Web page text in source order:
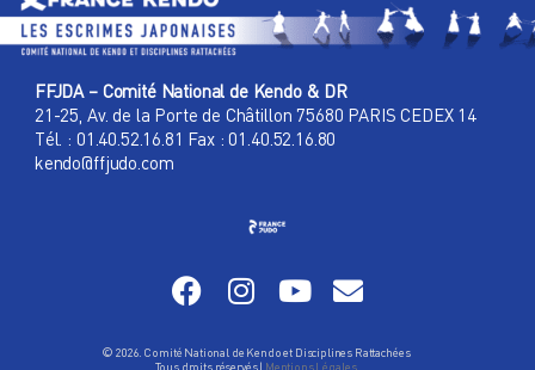
FFJDA – Comité National de Kendo & DR
21-25, Av. de la Porte de Châtillon 75680 PARIS CEDEX 14
Tél. : 01.40.52.16.81 Fax : 01.40.52.16.80
kendo@ffjudo.com
© 2026. Comité National de Kendo et Disciplines Rattachées
Tous droits réservés | Mentions Légales